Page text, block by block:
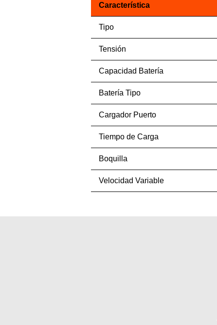
Característica
Tipo
Tensión
Capacidad Batería
Batería Tipo
Cargador Puerto
Tiempo de Carga
Boquilla
Velocidad Variable